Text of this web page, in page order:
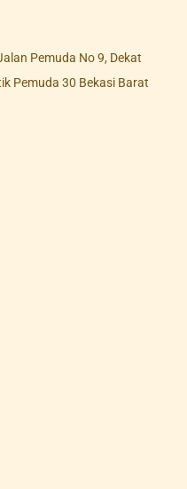
Pemuda No 9, Dekat
Pemuda 30 Bekasi Barat